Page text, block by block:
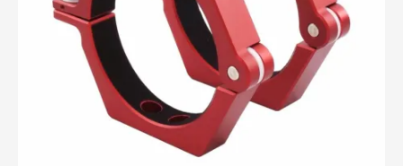
Accessoires pour montures
Têtes
Pièces détachées